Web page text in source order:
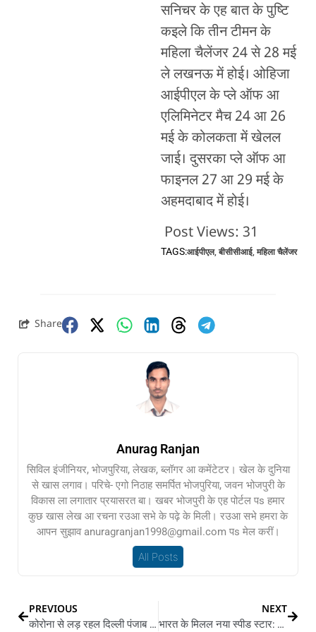
सनिचर के एह बात के पुष्टि
कइले कि तीन टीमन के
महिला चैलेंजर 24 से 28 मई
ले लखनऊ में होई। ओहिजा
आईपीएल के प्ले ऑफ आ
एलिमिनेटर मैच 24 आ 26
मई के कोलकता में खेलल
जाई। दुसरका प्ले ऑफ आ
फाइनल 27 आ 29 मई के
अहमदाबाद में होई।
Post Views: 31
TAGS:आईपीएल, बीसीसीआई, महिला चैलेंजर
Share
Anurag Ranjan
सिविल इंजीनियर, भोजपुरिया, लेखक, ब्लॉगर आ कमेंटेटर। खेल के दुनिया
से खास लगाव। परिचे- एगो निठाह समर्पित भोजपुरिया, जवन भोजपुरी के
विकास ला लगातार प्रयासरत बा। खबर भोजपुरी के एह पोर्टल पs हमार
कुछ खास लेख आ रचना रउआ सभे के पढ़े के मिली। रउआ सभे हमरा के
आपन सुझाव anuragranjan1998@gmail.com पs मेल करीं।
All Posts
PREVIOUS
कोरोना से लड़ रहल दिल्ली पंजाब के हरवलस
NEXT
भारत के मिलल नया स्पीड स्टार: उमरान के 91% गेंद के रफ्तार 140/kmph पार